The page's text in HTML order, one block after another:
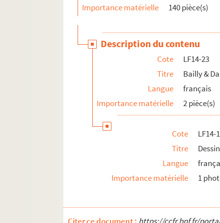
Importance matérielle
140 pièce(s)
Description du contenu
Cote
LF14-23
Titre
Bailly &
Langue
français
Importance matérielle
2 pièce(s)
Cote
LF14-
Titre
Langue
Importance matérielle
1